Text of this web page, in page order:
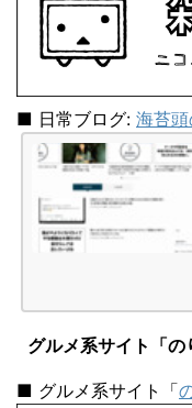
■ 日常ブログ: 海苔
グルメ系サイト「の
■ グルメ系サイト「